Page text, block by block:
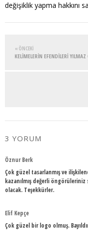
değişiklik yapma hakkını
« ÖNCEKI
KELİMELERİN EFENDİLERİ
3 YORUM
Öznur Berk
Çok güzel tasarlanmış ve
kazanılmış değerli
olacak. Teşekkürler.
Elif Kepçe
Çok güzel bir logo olmuş.